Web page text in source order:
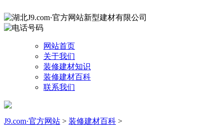
网站首页
关于我们
装修建材知识
装修建材百科
联系我们
J9.com·官方网站 > 装修建材百科 >